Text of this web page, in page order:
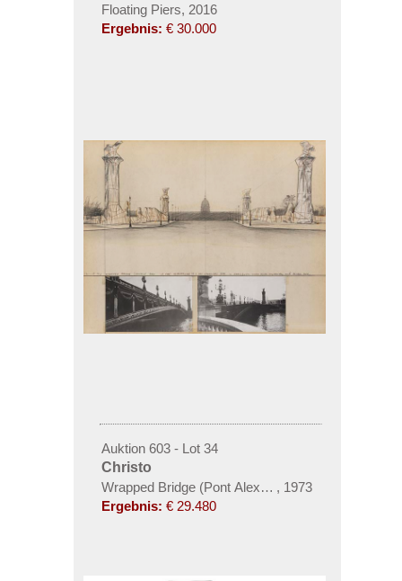
Floating Piers, 2016
Ergebnis: € 30.000
Auktion 603 - Lot 34
Christo
Wrapped Bridge (Pont Alexandre III)
, 1973
Ergebnis: € 29.480